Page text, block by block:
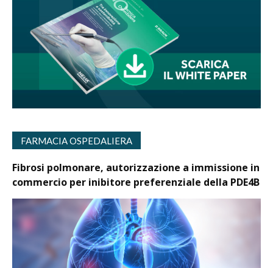
FARMACIA OSPEDALIERA
Fibrosi polmonare, autorizzazione a immissione in
commercio per inibitore preferenziale della PDE4B